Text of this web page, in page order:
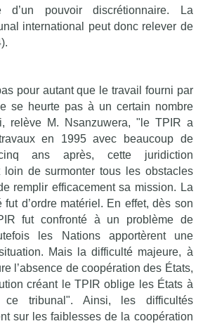
d’un pouvoir discrétionnaire. La
international peut donc relever de
pour autant que le travail fourni par
se heurte pas à un certain nombre
relève M. Nsanzuwera, "le TPIR a
en 1995 avec beaucoup de
ans après, cette juridiction
loin de surmonter tous les obstacles
remplir efficacement sa mission. La
fut d’ordre matériel. En effet, dès son
fut confronté à un problème de
les Nations apportèrent une
Mais la difficulté majeure, à
l’absence de coopération des États,
créant le TPIR oblige les États à
ce tribunal". Ainsi, les difficultés
sur les faiblesses de la coopération